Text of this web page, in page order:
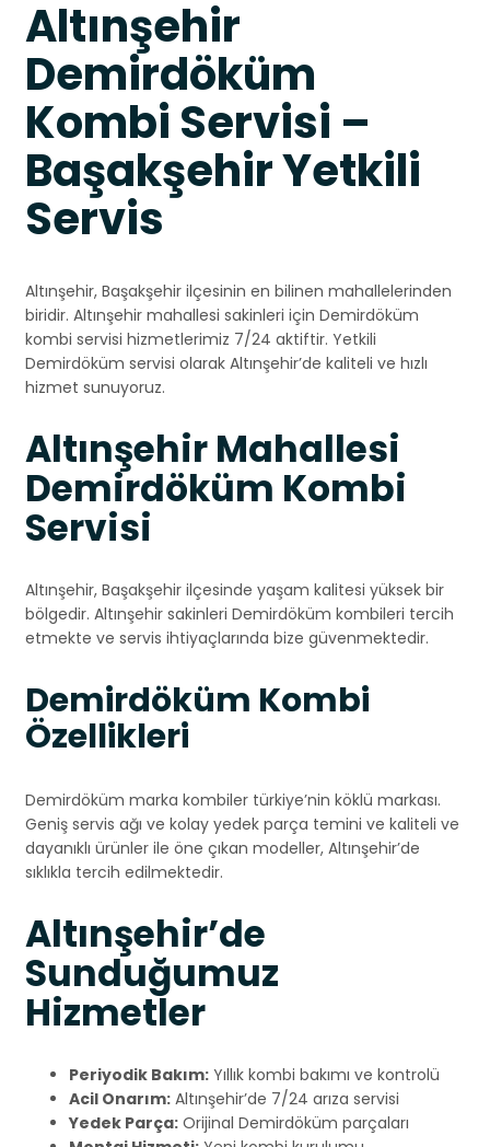
Altınşehir
Demirdöküm
Kombi Servisi –
Başakşehir Yetkili
Servis
Altınşehir, Başakşehir ilçesinin en bilinen mahallelerinden
biridir. Altınşehir mahallesi sakinleri için Demirdöküm
kombi servisi hizmetlerimiz 7/24 aktiftir. Yetkili
Demirdöküm servisi olarak Altınşehir’de kaliteli ve hızlı
hizmet sunuyoruz.
Altınşehir Mahallesi
Demirdöküm Kombi
Servisi
Altınşehir, Başakşehir ilçesinde yaşam kalitesi yüksek bir
bölgedir. Altınşehir sakinleri Demirdöküm kombileri tercih
etmekte ve servis ihtiyaçlarında bize güvenmektedir.
Demirdöküm Kombi
Özellikleri
Demirdöküm marka kombiler türkiye’nin köklü markası.
Geniş servis ağı ve kolay yedek parça temini ve kaliteli ve
dayanıklı ürünler ile öne çıkan modeller, Altınşehir’de
sıklıkla tercih edilmektedir.
Altınşehir’de
Sunduğumuz
Hizmetler
Periyodik Bakım: Yıllık kombi bakımı ve kontrolü
Acil Onarım: Altınşehir’de 7/24 arıza servisi
Yedek Parça: Orijinal Demirdöküm parçaları